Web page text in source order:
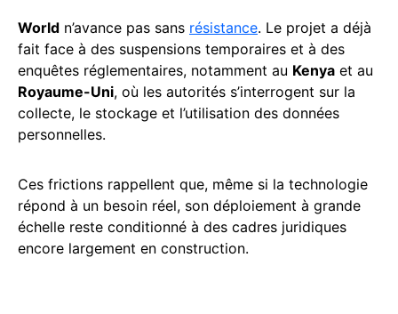
World n’avance pas sans résistance. Le projet a déjà
fait face à des suspensions temporaires et à des
enquêtes réglementaires, notamment au Kenya et au
Royaume-Uni, où les autorités s’interrogent sur la
collecte, le stockage et l’utilisation des données
personnelles.
Ces frictions rappellent que, même si la technologie
répond à un besoin réel, son déploiement à grande
échelle reste conditionné à des cadres juridiques
encore largement en construction.